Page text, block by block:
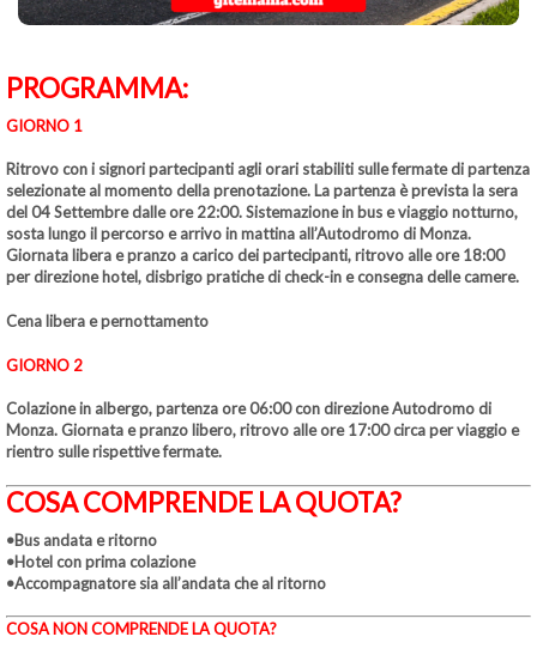
PROGRAMMA:
GIORNO 1
Ritrovo con i signori partecipanti agli orari stabiliti sulle fermate di partenza
selezionate al momento della prenotazione. La partenza è prevista la sera
del 04 Settembre dalle ore 22:00. Sistemazione in bus e viaggio notturno,
sosta lungo il percorso e arrivo in mattina all’Autodromo di Monza.
Giornata libera e pranzo a carico dei partecipanti, ritrovo alle ore 18:00
per direzione hotel, disbrigo pratiche di check-in e consegna delle camere.
Cena libera e pernottamento
GIORNO 2
Colazione in albergo, partenza ore 06:00 con direzione Autodromo di
Monza. Giornata e pranzo libero, ritrovo alle ore 17:00 circa per viaggio e
rientro sulle rispettive fermate.
COSA COMPRENDE LA QUOTA?
•Bus andata e ritorno
•Hotel con prima colazione
•Accompagnatore sia all’andata che al ritorno
COSA NON COMPRENDE LA QUOTA?